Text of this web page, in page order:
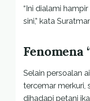
“Ini dialami
sini,” kata
Fenomena
Selain persoalan
tercemar merkuri,
dihadapi petani